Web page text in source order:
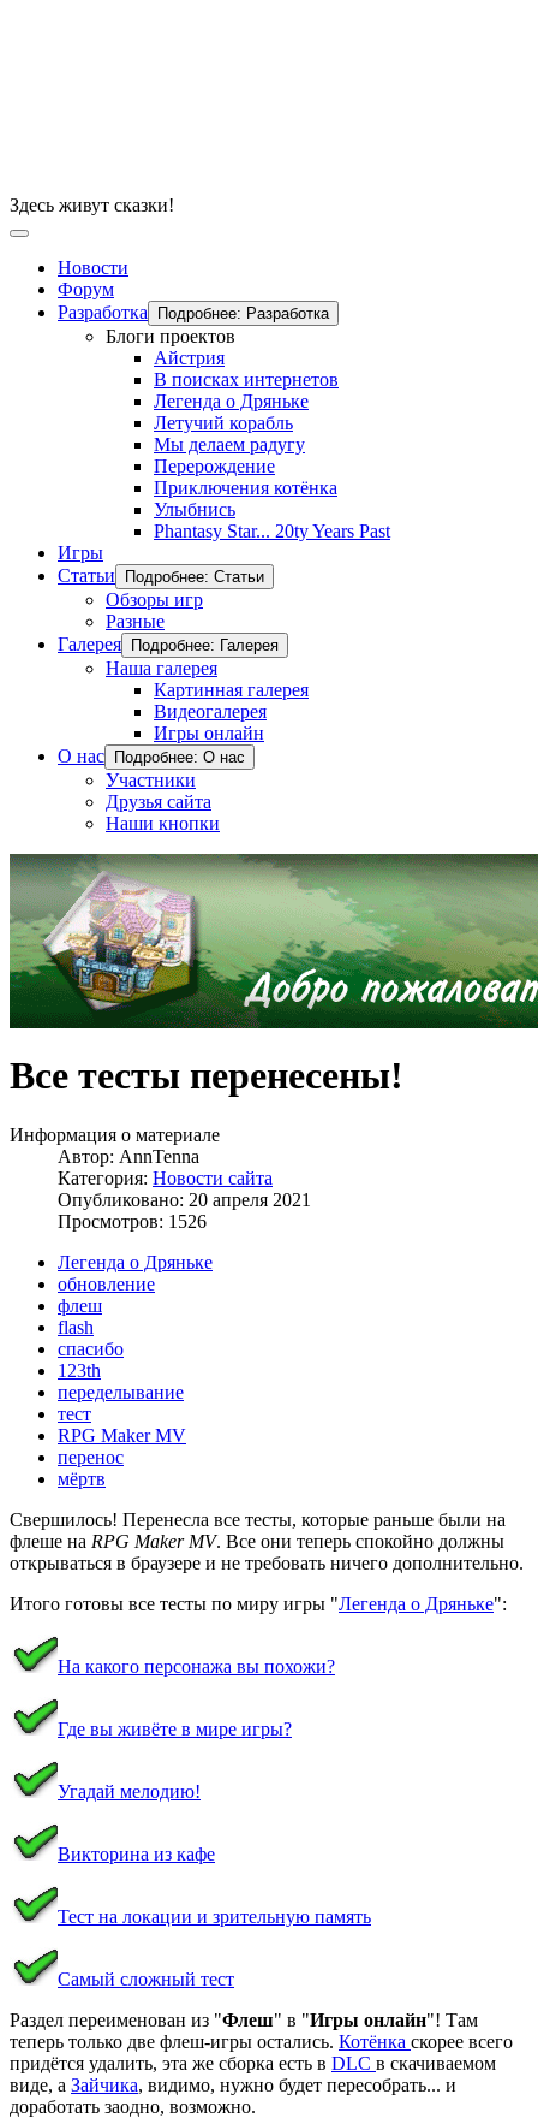
Здесь живут сказки!
Новости
Форум
Разработка
Подробнее: Разработка
Блоги проектов
Айстрия
В поисках интернетов
Легенда о Дряньке
Летучий корабль
Мы делаем радугу
Перерождение
Приключения котёнка
Улыбнись
Phantasy Star... 20ty Years Past
Игры
Статьи
Подробнее: Статьи
Обзоры игр
Разные
Галерея
Подробнее: Галерея
Наша галерея
Картинная галерея
Видеогалерея
Игры онлайн
О нас
Подробнее: О нас
Участники
Друзья сайта
Наши кнопки
Все тесты перенесены!
Информация о материале
Автор: AnnTenna
Категория: Новости сайта
Опубликовано: 20 апреля 2021
Просмотров: 1526
Легенда о Дряньке
обновление
флеш
flash
спасибо
123th
переделывание
тест
RPG Maker MV
перенос
мёртв
Свершилось! Перенесла все тесты, которые раньше были на
флеше на RPG Maker MV. Все они теперь спокойно должны
открываться в браузере и не требовать ничего дополнительно.
Итого готовы все тесты по миру игры "Легенда о Дряньке":
На какого персонажа вы похожи?
Где вы живёте в мире игры?
Угадай мелодию!
Викторина из кафе
Тест на локации и зрительную память
Самый сложный тест
Раздел переименован из "Флеш" в "Игры онлайн"! Там
теперь только две флеш-игры остались. Котёнка скорее всего
придётся удалить, эта же сборка есть в DLC в скачиваемом
виде, а Зайчика, видимо, нужно будет пересобрать... и
доработать заодно, возможно.